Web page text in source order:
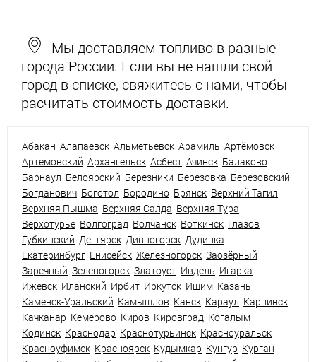
Мы доставляем топливо в разные
города России. Если вы не нашли свой
город в списке, свяжитесь с нами, чтобы
расчитать стоимость доставки.
Абакан Алапаевск Альметьевск Арамиль Артёмовск
Артемовский Архангельск Асбест Ачинск Балаково
Барнаул Белоярский Березники Березовка Березовский
Богданович Боготол Бородино Брянск Верхний Тагил
Верхняя Пышма Верхняя Салда Верхняя Тура
Верхотурье Волгоград Волчанск Воткинск Глазов
Губкинский Дегтярск Дивногорск Дудинка
Екатеринбург Енисейск Железногорск Заозёрный
Заречный Зеленогорск Златоуст Ивдель Игарка
Ижевск Иланский Ирбит Иркутск Ишим Казань
Каменск-Уральский Камышлов Канск Караул Карпинск
Качканар Кемерово Киров Кировград Когалым
Кодинск Краснодар Краснотурьинск Красноуральск
Красноуфимск Красноярск Кудымкар Кунгур Курган